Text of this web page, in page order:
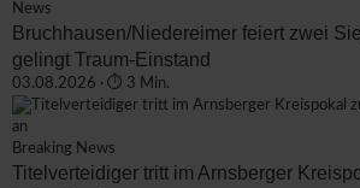
News
Bruchhausen/Niedereimer feiert zwei
gelingt Traum-Einstand
03.08.2026 · ⏱ 3 Min.
Breaking News
Titelverteidiger tritt im Arnsberger